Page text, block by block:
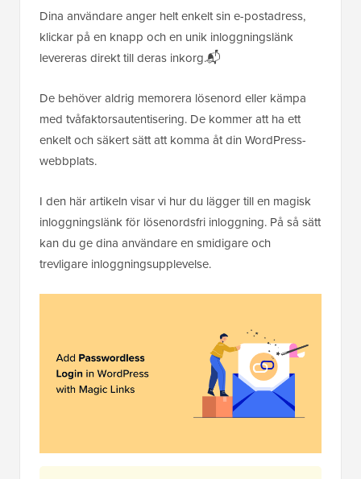
Dina användare anger helt enkelt sin e-postadress,
klickar på en knapp och en unik inloggningslänk
levereras direkt till deras inkorg.📬
De behöver aldrig memorera lösenord eller kämpa
med tvåfaktorsautentisering. De kommer att ha ett
enkelt och säkert sätt att komma åt din WordPress-
webbplats.
I den här artikeln visar vi hur du lägger till en magisk
inloggningslänk för lösenordsfri inloggning. På så sätt
kan du ge dina användare en smidigare och
trevligare inloggningsupplevelse.